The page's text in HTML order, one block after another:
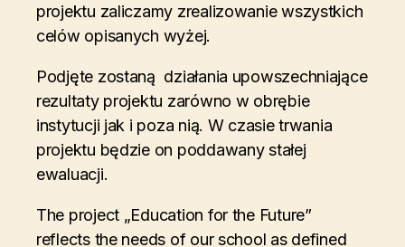
projektu zaliczamy zrealizowanie wszystkich
celów opisanych wyżej.
Podjęte zostaną działania upowszechniające
rezultaty projektu zarówno w obrębie
instytucji jak i poza nią. W czasie trwania
projektu będzie on poddawany stałej
ewaluacji.
The project „Education for the Future”
reflects the needs of our school as defined